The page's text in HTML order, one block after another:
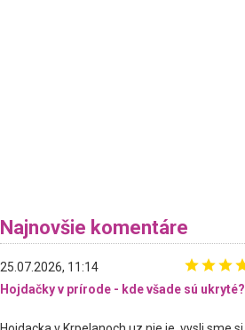
Najnovšie komentáre
25.07.2026, 11:14
Hojdačky v prírode - kde všade sú ukryté?